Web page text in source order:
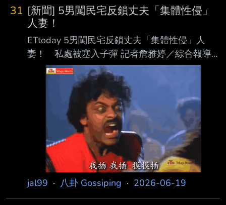
31 [新聞] 5男闖民宅反鎖丈夫「集體性侵」
人妻！
ETtoday 5男闖民宅反鎖丈夫「集體性侵」人
妻！ 私處被塞入子彈 記者詹雅婷／綜合報導
印度比哈邦11日發生駭人聽聞的性侵案件，5名
男子闖入民宅之後，把屋主鎖在屋內房間， 隨
後把人妻帶出屋外輪流性侵，且手段相當殘暴，
她就醫發現私密處被塞入異物，包括子彈 、石
頭與木片。當地警方已介入調查，誓言盡速逮捕
嫌犯。 5惡狼闖民宅！把丈夫鎖房內 集體性侵
人妻 NDTV報導，事發地點就位在警察局附近，
就在事發當天11日深夜11時30分許，當受害女
子使 用洗手間之際，5名男子強行闖入家中，把
她的丈夫反鎖在房內，接著對
jal99 · 八卦 Gossiping · 2026-06-19